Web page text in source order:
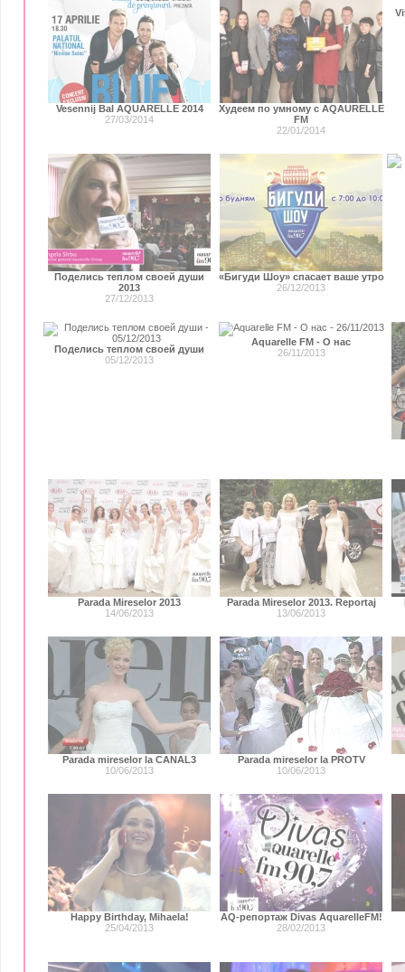
Vesennij Bal AQUARELLE 2014
27/03/2014
Худеем по умному с AQAURELLE
FM
22/01/2014
Поделись теплом своей души
2013
27/12/2013
«Бигуди Шоу» спасает ваше утро
26/12/2013
Поделись теплом своей души
05/12/2013
Aquarelle FM - О нас
26/11/2013
Parada Mireselor 2013
14/06/2013
Parada Mireselor 2013. Reportaj
13/06/2013
Parada mireselor la CANAL3
10/06/2013
Parada mireselor la PROTV
10/06/2013
Happy Birthday, Mihaela!
25/04/2013
AQ-репортаж Divas AquarelleFM!
28/02/2013